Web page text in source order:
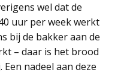
wel dat de
uur per week werkt
bij de bakker aan de
– daar is het brood
nadeel aan deze